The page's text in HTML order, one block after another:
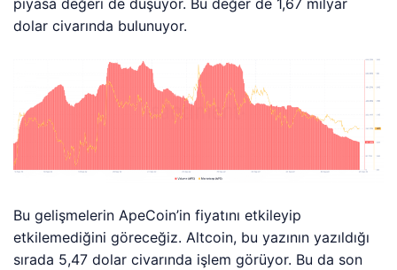
dolar civarında bulunuyor.
Bu gelişmelerin ApeCoin’in fiyatını etkileyip
etkilemediğini göreceğiz. Altcoin, bu yazının yazıldığı
sırada 5,47 dolar civarında işlem görüyor. Bu da son